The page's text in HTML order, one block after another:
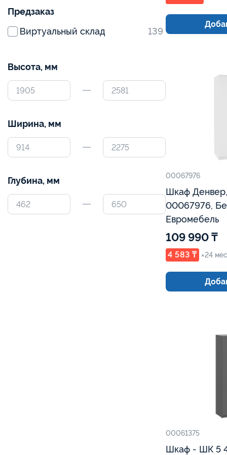
Предзаказ
Виртуальный склад
139
Высота, мм
Ширина, мм
Глубина, мм 00067976
Шкаф Денвер, 4Д, Серия 2,
00067976,
Евромебель
109 990 ₸
4 583 ₸ ×24
00061375
Шкаф - ШК 5